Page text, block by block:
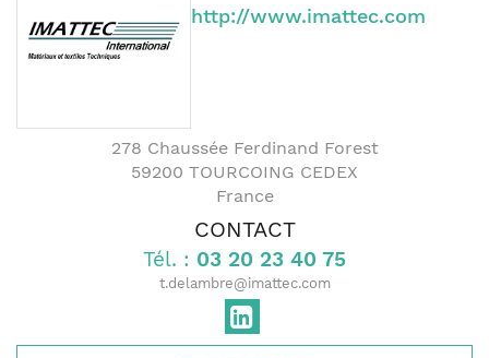
http://www.imattec.com
278 Chaussée Ferdinand Forest
59200 TOURCOING CEDEX
France
CONTACT
Tél. : 03 20 23 40 75
t.delambre@imattec.com